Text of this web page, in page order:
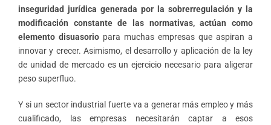
inseguridad jurídica generada por la sobrerregulación y la
modificación constante de las normativas, actúan como
elemento disuasorio para muchas empresas que aspiran a
innovar y crecer. Asimismo, el desarrollo y aplicación de la ley
de unidad de mercado es un ejercicio necesario para aligerar
peso superfluo.
Y si un sector industrial fuerte va a generar más empleo y más
cualificado, las empresas necesitarán captar a esos